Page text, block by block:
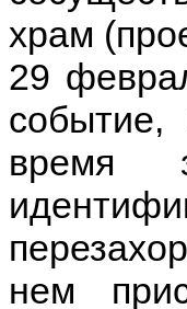
храм
29
время
нем